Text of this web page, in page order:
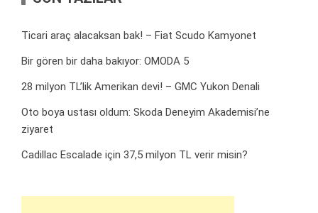
Ticari araç alacaksan bak! – Fiat Scudo Kamyonet
Bir gören bir daha bakıyor: OMODA 5
28 milyon TL’lik Amerikan devi! – GMC Yukon Denali
Oto boya ustası oldum: Skoda Deneyim Akademisi’ne
ziyaret
Cadillac Escalade için 37,5 milyon TL verir misin?